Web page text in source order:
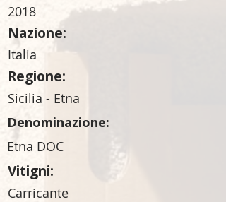
2018
Nazione:
Italia
Regione:
Sicilia - Etna
Denominazione:
Etna DOC
Vitigni:
Carricante